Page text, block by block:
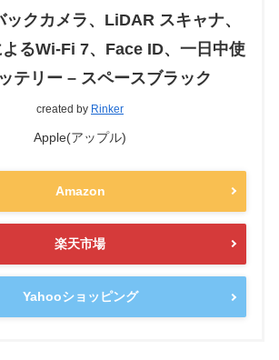
ックカメラ、LiDAR スキャナ、
るWi-Fi 7、Face ID、一日中使
テリー – スペースブラック
created by Rinker
Apple(アップル)
Amazon
楽天市場
Yahooショッピング